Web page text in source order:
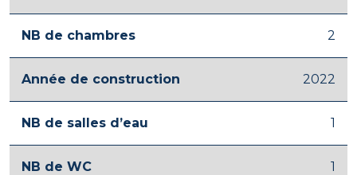
NB de chambres 2
Année de construction 2022
NB de salles d’eau 1
NB de WC 1